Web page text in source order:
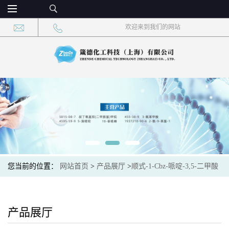
欢迎来到我们的网站
您当前的位置： 网站首页 > 产品展厅 >顺式-1-Cbz-哌啶-3,5-二甲酸
产品展厅